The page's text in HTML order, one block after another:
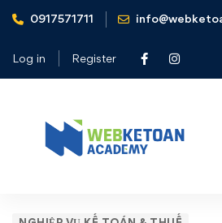
0917571711
Log in Register
Home
Nghiệp vụ Kế toán & Thuế
sẽ được áp dụng trong năm 2013